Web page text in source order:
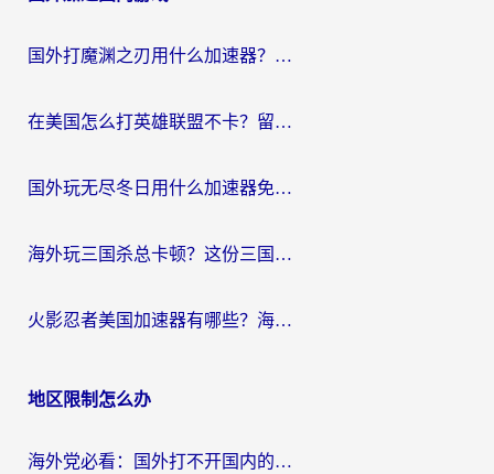
国外打魔渊之刃用什么加速器？2026海外玩家国服游戏加速全攻略（附闪耀暖暖&复苏的魔女避坑指南）
在美国怎么打英雄联盟不卡？留学生亲测的国服游戏加速全攻略
国外玩无尽冬日用什么加速器免费？海外党国服游戏加速避坑指南
海外玩三国杀总卡顿？这份三国杀游戏加速器指南帮你告别延迟烦恼
火影忍者美国加速器有哪些？海外党亲测的国服游戏加速全攻略（含菲律宾玩三国之刃守望黎明技巧）
地区限制怎么办
海外党必看：国外打不开国内的app怎么办？3步解决你的乡愁